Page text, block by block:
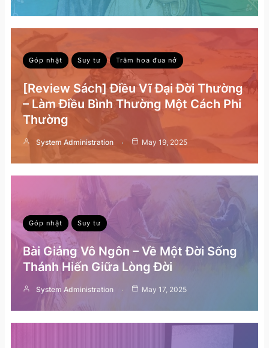
Góp nhặt Suy tư Trăm hoa đua nở
[Review Sách] Điều Vĩ Đại Đời Thường
– Làm Điều Bình Thường Một Cách Phi
Thường
System Administration May 19, 2025
Góp nhặt Suy tư
Bài Giảng Vô Ngôn – Về Một Đời Sống
Thánh Hiến Giữa Lòng Đời
System Administration May 17, 2025